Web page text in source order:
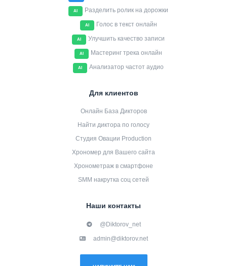
AI Разделить ролик на дорожки
AI Голос в текст онлайн
AI Улучшить качество записи
AI Мастеринг трека онлайн
AI Анализатор частот аудио
Для клиентов
Онлайн База Дикторов
Найти диктора по голосу
Студия Овации Production
Хрономер для Вашего сайта
Хронометраж в смартфоне
SMM накрутка соц сетей
Наши контакты
@Diktorov_net
admin@diktorov.net